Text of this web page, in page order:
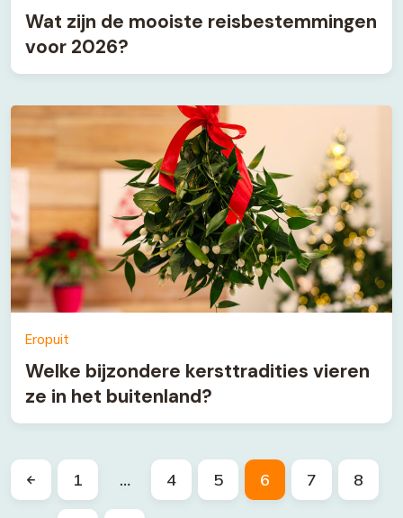
Wat zijn de mooiste reisbestemmingen
voor 2026?
Eropuit
Welke bijzondere kersttradities vieren
ze in het buitenland?
1 … 4 5 6 7 8